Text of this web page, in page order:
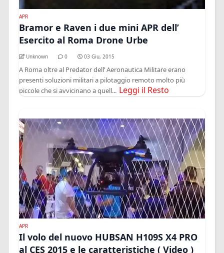
APR
Bramor e Raven i due mini APR dell’
Esercito al Roma Drone Urbe
Unknown 0 03 Giu, 2015
A Roma oltre al Predator dell’ Aeronautica Militare erano
presenti soluzioni militari a pilotaggio remoto molto più
piccole che si avvicinano a quell... Leggi il Resto
APR
Il volo del nuovo HUBSAN H109S X4 PRO
al CES 2015 e le caratteristiche ( Video )